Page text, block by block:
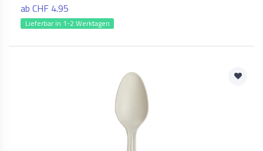
ab CHF 4.95
Lieferbar in 1-2 Werktagen